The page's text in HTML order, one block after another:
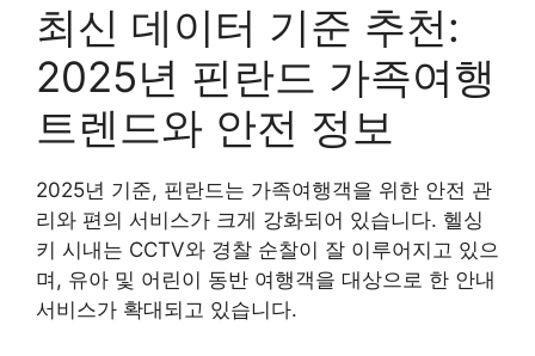
최신 데이터 기준 추천:
2025년 핀란드 가족여행
트렌드와 안전 정보
2025년 기준, 핀란드는 가족여행객을 위한 안전 관
리와 편의 서비스가 크게 강화되어 있습니다. 헬싱
키 시내는 CCTV와 경찰 순찰이 잘 이루어지고 있으
며, 유아 및 어린이 동반 여행객을 대상으로 한 안내
서비스가 확대되고 있습니다.